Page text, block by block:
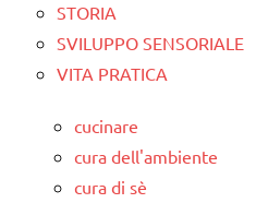
STORIA
SVILUPPO SENSORIALE
VITA PRATICA
cucinare
cura dell'ambiente
cura di sè